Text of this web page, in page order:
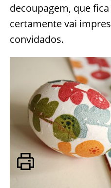
decoupagem, que
certamente vai
convidados.